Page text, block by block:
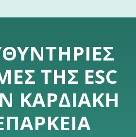
ΤΗΣ ESC
ΚΑΡΔΙΑΚΉ